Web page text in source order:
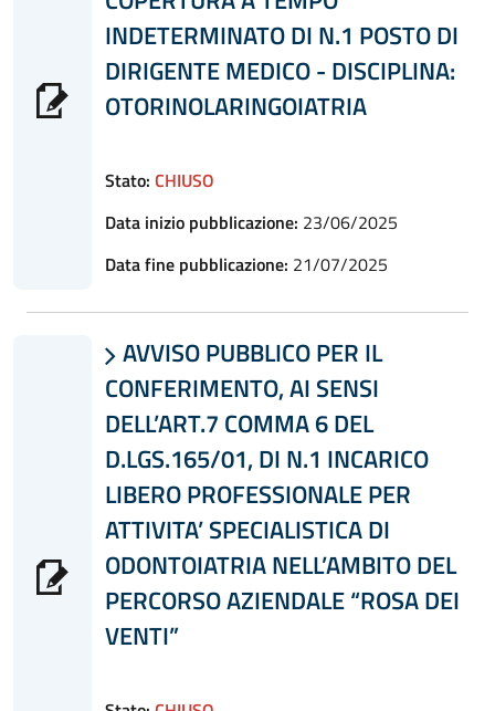
INDETERMINATO DI N.1 POSTO DI
DIRIGENTE MEDICO - DISCIPLINA:
OTORINOLARINGOIATRIA
Stato: CHIUSO
Data inizio pubblicazione: 23/06/2025
Data fine pubblicazione: 21/07/2025
 AVVISO PUBBLICO PER IL
CONFERIMENTO, AI SENSI
DELL’ART.7 COMMA 6 DEL
D.LGS.165/01, DI N.1 INCARICO
LIBERO PROFESSIONALE PER
ATTIVITA’ SPECIALISTICA DI
ODONTOIATRIA NELL’AMBITO DEL
PERCORSO AZIENDALE “ROSA DEI
VENTI”